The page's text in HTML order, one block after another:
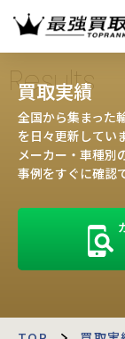
選ばれる理由
高価買取の仕組み
売却の流れ
お客様の声
運営会社
Results
買取実績
全国から集まった
を日々更新してい
メーカー・車種別
事例をすぐに確認